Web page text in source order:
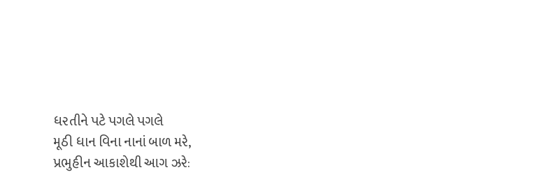
ધરતીને પટે પગલે પગલે
મૂઠી ધાન વિના નાનાં બાળ મરે,
પ્રભુહીન આકાશેથી આગ ઝરે: